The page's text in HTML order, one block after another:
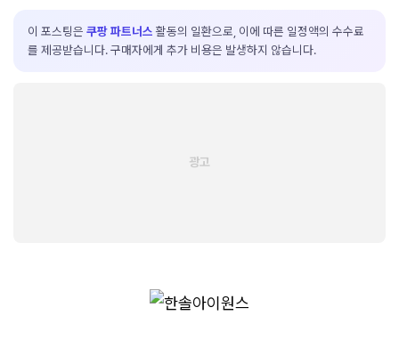
이 포스팅은 쿠팡 파트너스 활동의 일환으로, 이에 따른 일정액의 수수료
를 제공받습니다. 구매자에게 추가 비용은 발생하지 않습니다.